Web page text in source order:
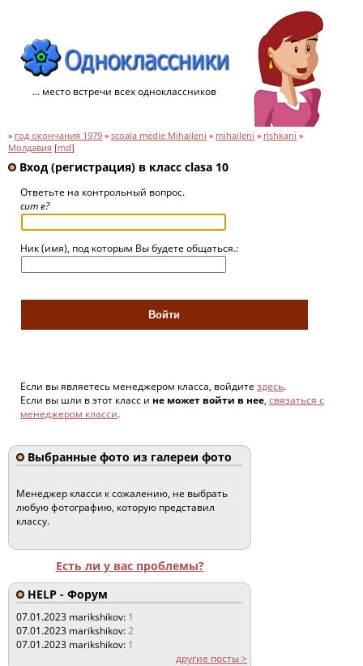
... место встречи всех одноклассников
» год окончания 1979 » scoala medie Mihaileni » mihaileni » rishkani »
Молдавия [md]
Вход (регистрация) в класс clasa 10
Ответьте на контрольный вопрос.
cum e?
Ник (имя), под которым Вы будете общаться.:
Если вы являетесь менеджером класса, войдите здесь.
Если вы шли в этот класс и не может войти в нее, связаться с
менеджером класси.
Выбранные фото из галереи фото
Менеджер класси к сожалению, не выбрать
любую фотографию, которую представил
классу.
Есть ли у вас проблемы?
HELP - Форум
07.01.2023 marikshikov: 1
07.01.2023 marikshikov:2
07.01.2023 marikshikov: 1
другие посты >